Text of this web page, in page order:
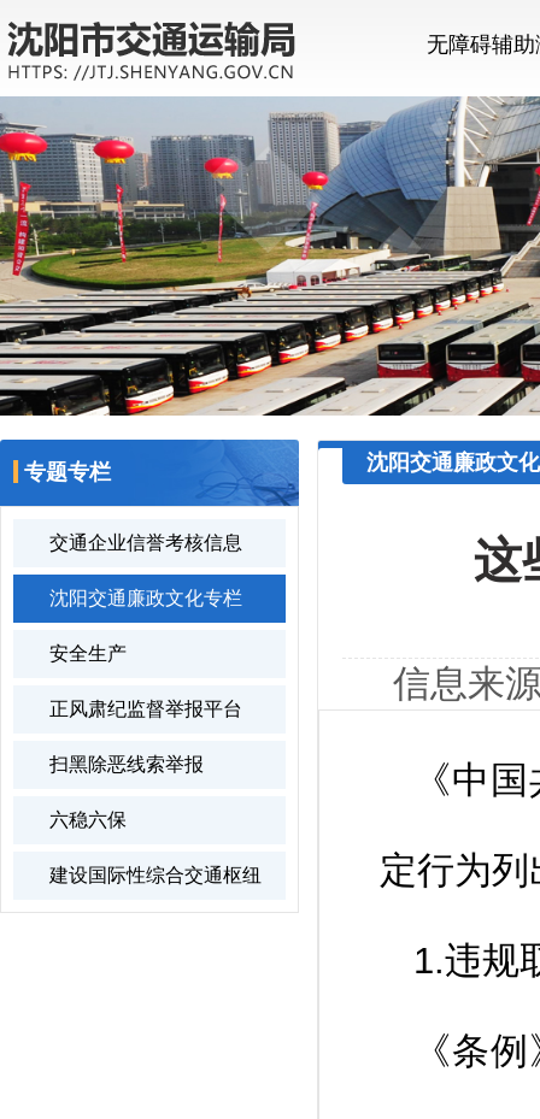
无障碍辅
专题专栏
交通企业信誉考核信息
沈阳交通廉政文化专栏
安全生产
正风肃纪监督举报平台
扫黑除恶线索举报
六稳六保
建设国际性综合交通枢纽
沈阳交通廉政文
这
信息来
《中
定行为
1.违规
《条